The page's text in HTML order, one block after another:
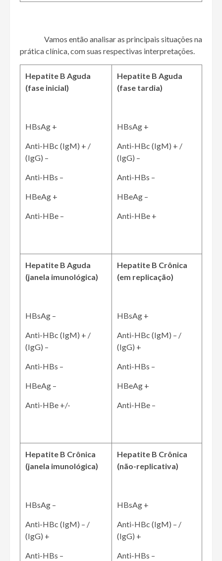
Vamos então analisar as principais situações na
prática clínica, com suas respectivas interpretações.
Hepatite B Aguda
(fase inicial)
HBsAg +
Anti-HBc (IgM) + /
(IgG) –
Anti-HBs –
HBeAg +
Anti-HBe –
Hepatite B Aguda
(fase tardia)
HBsAg +
Anti-HBc (IgM) + /
(IgG) –
Anti-HBs –
HBeAg –
Anti-HBe +
Hepatite B Aguda
(janela imunológica)
HBsAg –
Anti-HBc (IgM) + /
(IgG) –
Anti-HBs –
HBeAg –
Anti-HBe +/-
Hepatite B Crônica
(em replicação)
HBsAg +
Anti-HBc (IgM) – /
(IgG) +
Anti-HBs –
HBeAg +
Anti-HBe –
Hepatite B Crônica
(janela imunológica)
HBsAg –
Anti-HBc (IgM) – /
(IgG) +
Anti-HBs –
Hepatite B Crônica
(não-replicativa)
HBsAg +
Anti-HBc (IgM) – /
(IgG) +
Anti-HBs –